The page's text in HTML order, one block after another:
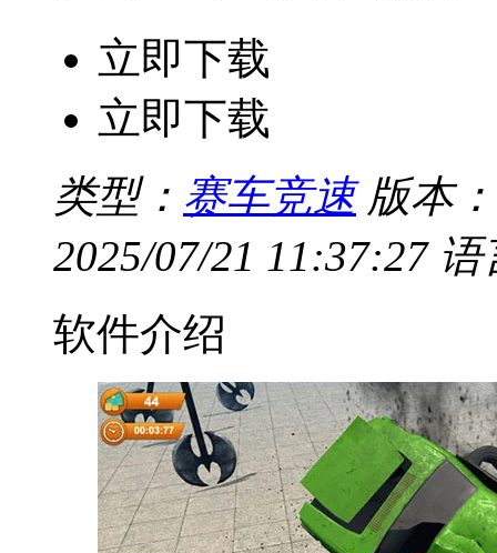
立即下载
立即下载
类型： 赛车竞速 版本
2025/07/21 11:37:27 语
软件介绍